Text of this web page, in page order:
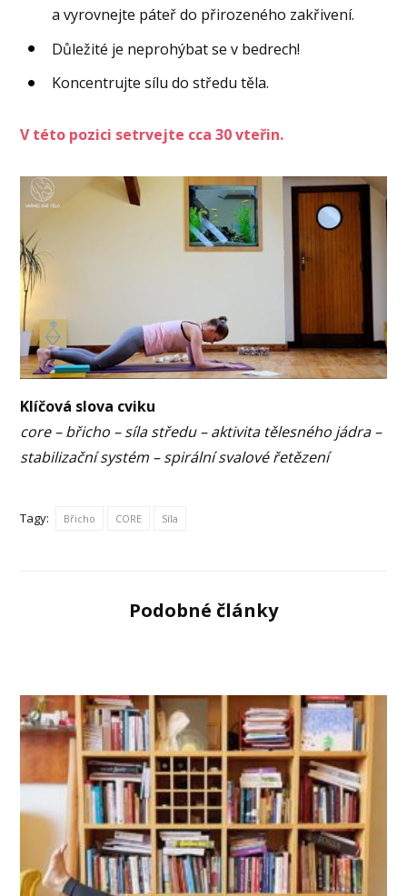
a vyrovnejte páteř do přirozeného zakřivení.
Důležité je neprohýbat se v bedrech!
Koncentrujte sílu do středu těla.
V této pozici setrvejte cca 30 vteřin.
Klíčová slova cviku
core – břicho – síla středu – aktivita tělesného jádra –
stabilizační systém – spirální svalové řetězení
Tagy: Břicho CORE Síla
Podobné články